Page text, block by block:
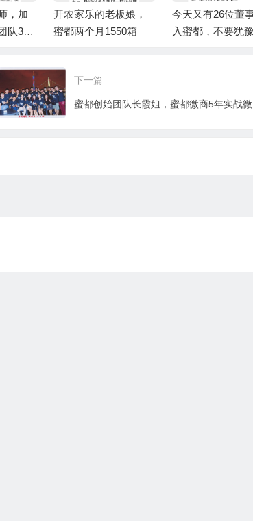
，加
队300
开农家乐的老板娘，
蜜都两个月1550箱
今天又有26位董
入蜜都，不要犹
下一篇